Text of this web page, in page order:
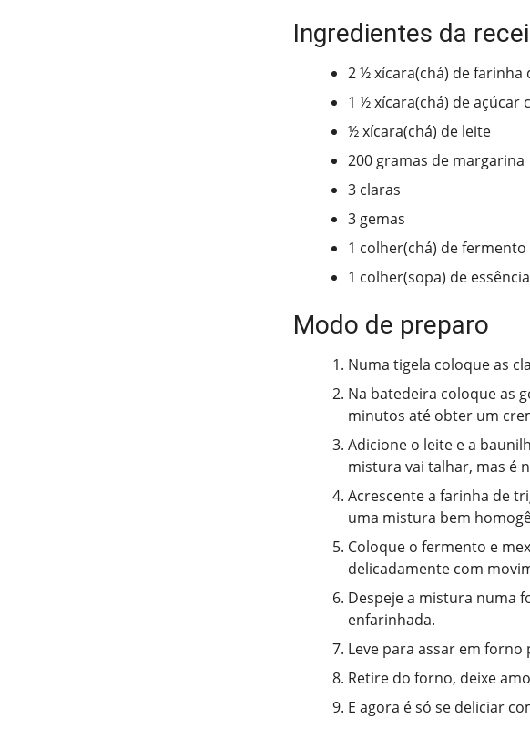
Ingredientes da
2 ½ xícara(chá) de farinha
1 ½ xícara(chá) de açúcar
½ xícara(chá) de leite
200 gramas de margarina
3 claras
3 gemas
1 colher(chá) de fermento
1 colher(sopa) de
Modo de preparo
Numa tigela coloque as
Na batedeira coloque as
minutos até obter um
Adicione o leite e a
mistura vai talhar, mas é
Acrescente a farinha de
uma mistura bem
Coloque o fermento e
delicadamente com
Despeje a mistura numa
enfarinhada.
Leve para assar em
Retire do forno, deixe
E agora é só se deliciar